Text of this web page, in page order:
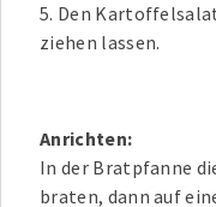
5. Den
ziehen lassen.
Anrichten:
In der Bratpfanne
braten, dann auf